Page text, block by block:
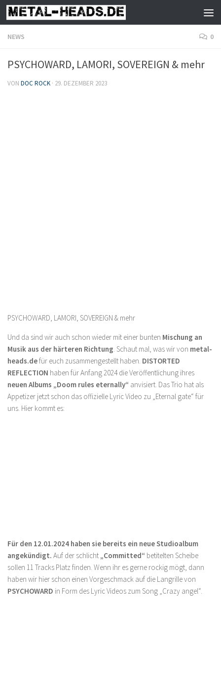
Zum Inhalt springen
NEWS 0
PSYCHOWARD, LAMORI, SOVEREIGN & mehr
VON DOC ROCK · 29. DEZEMBER 2023
PSYCHOWARD, LAMORI, SOVEREIGN & mehr
Und da sind wir auch schon wieder mit einer bunten Mischung an
Musik aus der härteren Richtung. Schaut mal, was wir von metal-
heads.defür euch zusammengestellt haben. DISTORTED
REFLECTION haben für Anfang 2024 die Veröffentlichung ihres
neuen Albums „Doom rules eternally“ anvisiert. Das Trio hat als
Appetizer jetzt schon das offizielle Lyric Video zu „Eternal gate“ für
uns. Hier kommt es:
Für den 12.01.2024 haben sie bereits ein neue Studioalbum
angekündigt. Auf der schlicht „Committed“ betitelten Scheibe
sollen 11 Tracks Platz finden. Wenn ihr es gerne rockig mögt, dann
haben wir hier schon einen Vorgeschmack auf die Langrille von
PSYCHOWARD in Form des Lyric Videos zum Song „Crazy angel“.